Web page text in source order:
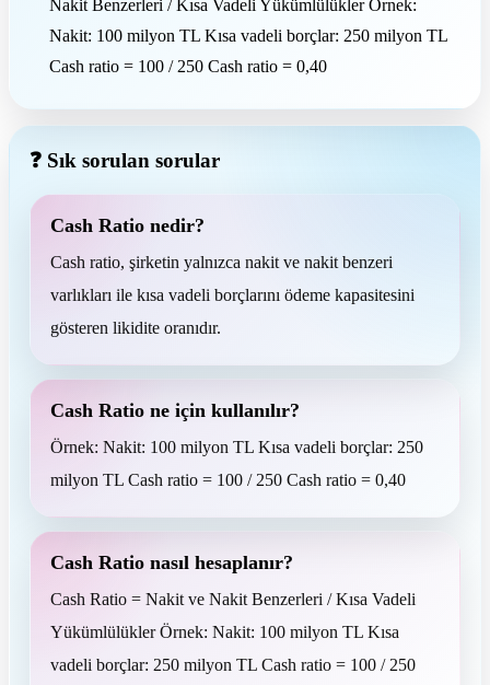
Nakit Benzerleri / Kısa Vadeli Yükümlülükler Örnek:
Nakit: 100 milyon TL Kısa vadeli borçlar: 250 milyon TL
Cash ratio = 100 / 250 Cash ratio = 0,40
❓ Sık sorulan sorular
Cash Ratio nedir?
Cash ratio, şirketin yalnızca nakit ve nakit benzeri
varlıkları ile kısa vadeli borçlarını ödeme kapasitesini
gösteren likidite oranıdır.
Cash Ratio ne için kullanılır?
Örnek: Nakit: 100 milyon TL Kısa vadeli borçlar: 250
milyon TL Cash ratio = 100 / 250 Cash ratio = 0,40
Cash Ratio nasıl hesaplanır?
Cash Ratio = Nakit ve Nakit Benzerleri / Kısa Vadeli
Yükümlülükler Örnek: Nakit: 100 milyon TL Kısa
vadeli borçlar: 250 milyon TL Cash ratio = 100 / 250